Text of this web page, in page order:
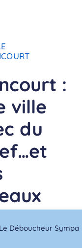
Déboucheur Sympa
:
ville
du